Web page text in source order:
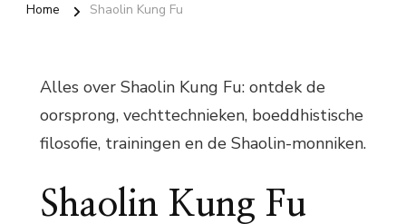
Home Shaolin Kung Fu
Alles over Shaolin Kung Fu: ontdek de
oorsprong, vechttechnieken, boeddhistische
filosofie, trainingen en de Shaolin-monniken.
Shaolin Kung Fu